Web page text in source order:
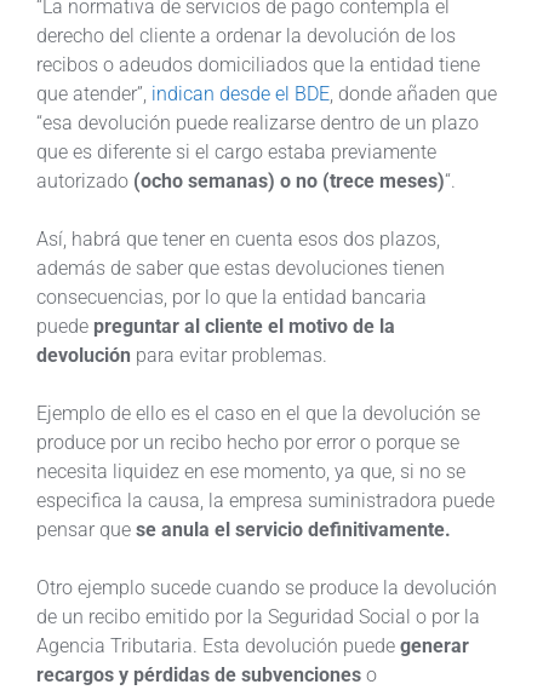
“La normativa de servicios de pago contempla el
derecho del cliente a ordenar la devolución de los
recibos o adeudos domiciliados que la entidad tiene
que atender”, indican desde el BDE , donde añaden que
“esa devolución puede realizarse dentro de un plazo
que es diferente si el cargo estaba previamente
autorizado (ocho semanas) o no (trece meses)“.
Así, habrá que tener en cuenta esos dos plazos,
además de saber que estas devoluciones tienen
consecuencias, por lo que la entidad bancaria
puede preguntar al cliente el motivo de la
devolución para evitar problemas.
Ejemplo de ello es el caso en el que la devolución se
produce por un recibo hecho por error o porque se
necesita liquidez en ese momento, ya que, si no se
especifica la causa, la empresa suministradora puede
pensar que se anula el servicio definitivamente.
Otro ejemplo sucede cuando se produce la devolución
de un recibo emitido por la Seguridad Social o por la
Agencia Tributaria. Esta devolución puede generar
recargos y pérdidas de subvenciones o